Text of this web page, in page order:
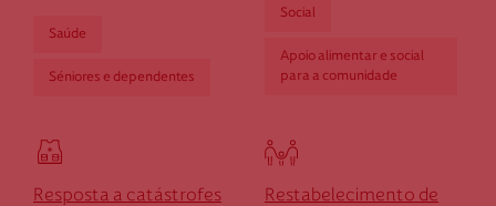
Saúde
Séniores e dependentes
Social
Apoio alimentar e social
para a comunidade
Resposta a catástrofes
Restabelecimento de